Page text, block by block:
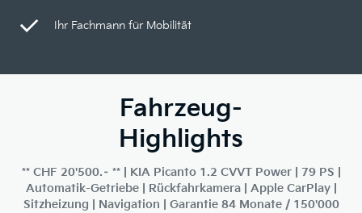
Ihr Fachmann für Mobilität
Fahrzeug-
Highlights
** CHF 20'500.– ** | KIA Picanto 1.2 CVVT Power | 79 PS |
Automatik-Getriebe | Rückfahrkamera | Apple CarPlay |
Sitzheizung | Navigation | Garantie 84 Monate / 150'000